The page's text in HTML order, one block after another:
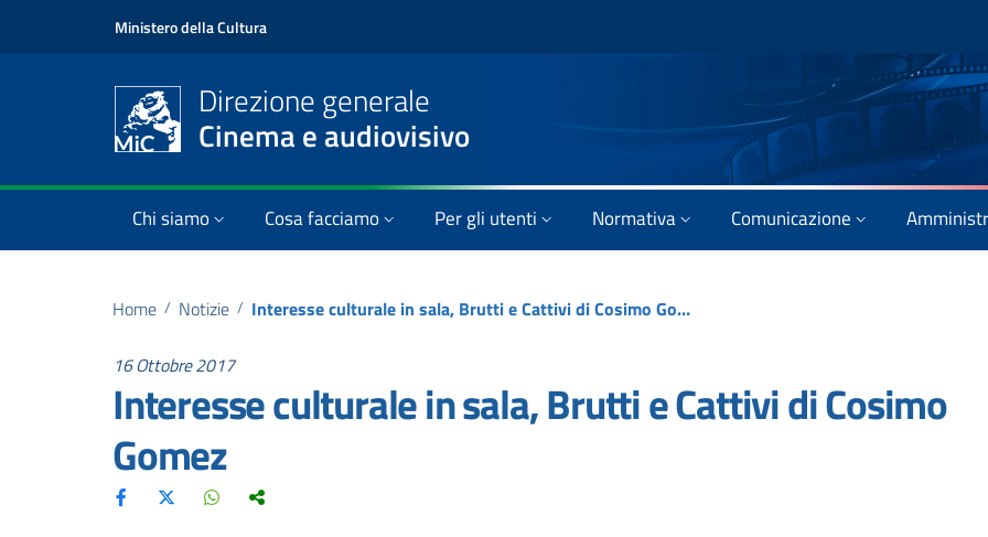
Ministero della Cultura
Direzione generale
Cinema e audiovisivo
Chi siamo Cosa facciamo Per gli utenti Normativa Comunicazione
Home / Notizie / Interesse culturale in sala, Brutti e Cattivi di Cosimo Gomez
16 Ottobre 2017
Interesse culturale in sala, Brutti e Cattivi di Cosimo
Gomez